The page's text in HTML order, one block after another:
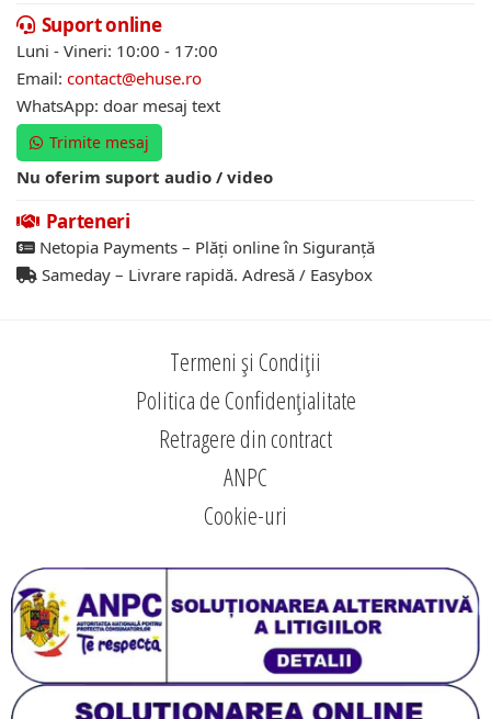
Suport online
Luni - Vineri: 10:00 - 17:00
Email: contact@ehuse.ro
WhatsApp: doar mesaj text
Trimite mesaj
Nu oferim suport audio / video
Parteneri
Netopia Payments – Plăți online în Siguranță
Sameday – Livrare rapidă. Adresă / Easybox
Termeni și Condiții
Politica de Confidențialitate
Retragere din contract
ANPC
Cookie-uri